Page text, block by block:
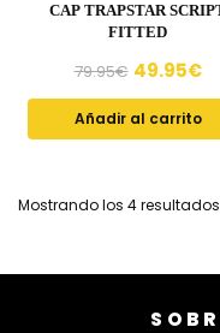
CAP TRAPSTAR
FITTED
79.95€ 49.95€
Añadir al carrito
Mostrando los 4 resultados